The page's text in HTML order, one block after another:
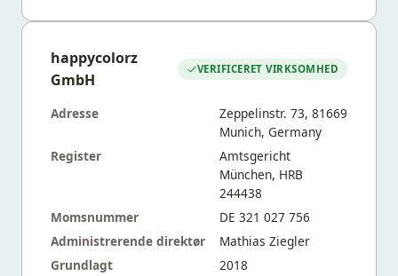
happycolorz
GmbH
VERIFICERET VIRKSOMHED
Adresse
Zeppelinstr. 73, 81669
Munich, Germany
Register
Amtsgericht
München, HRB
244438
Momsnummer
DE 321 027 756
Administrerende direktør
Mathias Ziegler
Grundlagt
2018